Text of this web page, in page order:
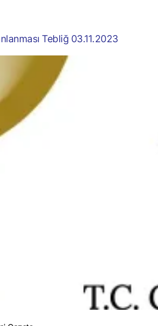
Tebliğ 03.11.2023